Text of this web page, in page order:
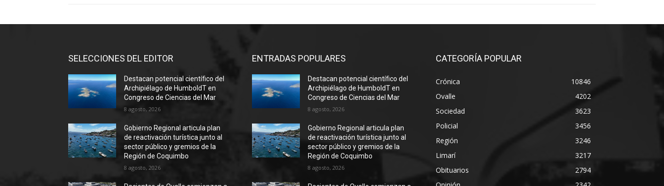
SELECCIONES DEL EDITOR
Destacan potencial científico del
Archipiélago de HumboldT en
Congreso de Ciencias del Mar
8 agosto, 2026
Gobierno Regional articula plan
de reactivación turística junto al
sector público y gremios de la
Región de Coquimbo
8 agosto, 2026
ENTRADAS POPULARES
Destacan potencial científico del
Archipiélago de HumboldT en
Congreso de Ciencias del Mar
8 agosto, 2026
Gobierno Regional articula plan
de reactivación turística junto al
sector público y gremios de la
Región de Coquimbo
8 agosto, 2026
CATEGORÍA POPULAR
Crónica
10846
Ovalle
4202
Sociedad
3623
Policial
3456
Región
3246
Limarí
3217
Obituarios
2794